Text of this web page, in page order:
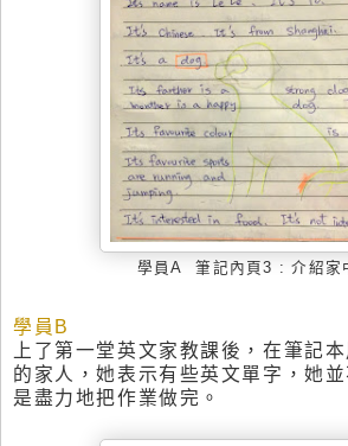
學員A 筆記內頁3 : 介紹 家
學員 B
上了第一堂英文家教課後，在筆記本
的家人，她表示有些英文單字，她
是盡力地把作業做完 。